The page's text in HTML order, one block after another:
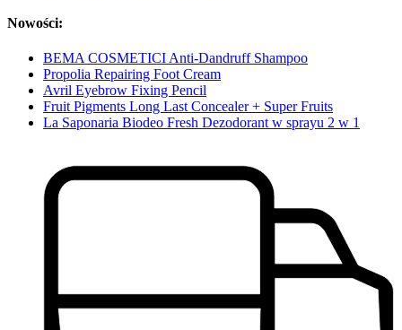
Nowości:
BEMA COSMETICI Anti-Dandruff Shampoo
Propolia Repairing Foot Cream
Avril Eyebrow Fixing Pencil
Fruit Pigments Long Last Concealer + Super Fruits
La Saponaria Biodeo Fresh Dezodorant w sprayu 2 w 1